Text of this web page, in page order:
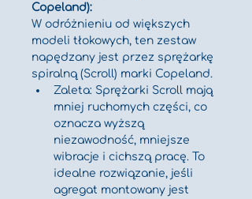
Copeland):
W odróżnieniu od większych
modeli tłokowych, ten zestaw
napędzany jest przez sprężarkę
spiralną (Scroll) marki Copeland.
Zaleta: Sprężarki Scroll mają
mniej ruchomych części, co
oznacza wyższą
niezawodność, mniejsze
wibracje i cichszą pracę. To
idealne rozwiązanie, jeśli
agregat montowany jest